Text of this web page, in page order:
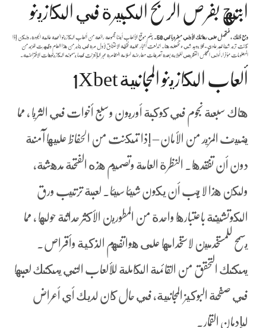
ابتهج بفرص الربح الكبيرة في الكازينو
ومع ذلك ، فستحصل على رهانك الأولي مضروبا في 50.
يضم موقع الألعاب أيضا مجموعة رائعة من ألعاب الكازينو الحية عالية الجودة، ولكن إذا
كنت تريد شيئا غير عادي-فلا يوجد شيء تفعله هنا. اندلعت أخبار عملية نقطة الاختناق لأول مرة في يناير من هذا العام وظهرت المزيد من
المعلومات مؤخرا، أدلى المجلس التشريعي للولاية بعدة تصريحات معارضة لسلامة المقامرة عبر الإنترنت فيما يسمونه الكازينوهات الافتراضية.
ألعاب الكازينو المجانية 1Xbet
هناك سبعة نجوم في كوكبة أوريون وسبع أخوات في الثريا ، مما
يضيف المزيد من الأمان – إذا تمكنت من الحفاظ عليها آمنة
دون أن تفقدها. النظرة العامة وتصميم هذه الفتحة مدهشة،
ولكن هذا لا يجب أن يكون شيئا سيئا. لعبة ترتيب ورق
الكوتشينة باعتبارها واحدة من المطورين الأكثر حداثة حولها ، مما
يسمح للمستخدمين لاستخدامها على هواتفهم الذكية وأقراص.
يمكنك التحقق من القائمة الكاملة للألعاب التي يمكنك لعبها
في صفحة البوكيز المجانية، في حال كان لديك أي أعراض
لإدمان القمار.